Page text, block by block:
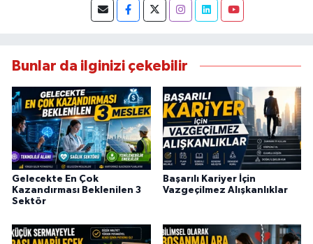
almıştır.
Bunlar da ilginizi çekebilir
Gelecekte En Çok
Kazandırması Beklenilen 3
Sektör
Başarılı Kariyer İçin
Vazgeçilmez Alışkanlıklar